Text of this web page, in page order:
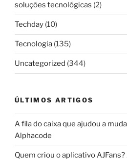
soluções tecnológicas (2)
Techday (10)
Tecnologia (135)
Uncategorized (344)
ÚLTIMOS ARTIGOS
A fila do caixa que ajudou a
Alphacode
Quem criou o aplicativo